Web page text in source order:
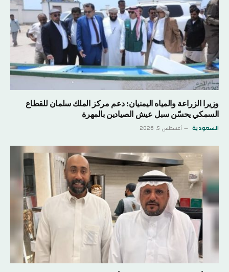
وزيرا الزراعة والمياه اليمنيان: دعم مركز الملك سلمان للقطاع
السمكي يحسّن سبل عيش الصيادين بالمهرة
السعودية أغسطس 5, 2026